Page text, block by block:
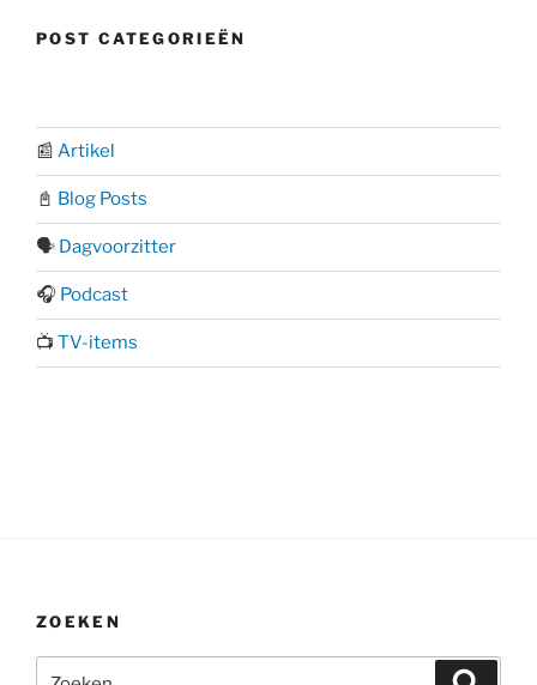
POST CATEGORIEËN
📰 Artikel
📓 Blog Posts
🗣️ Dagvoorzitter
🎧 Podcast
📺 TV-items
ZOEKEN